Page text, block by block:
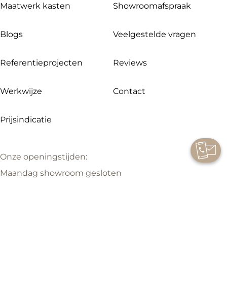
Maatwerk kasten
Blogs
Referentieprojecten
Werkwijze
Prijsindicatie
Showroomafspraak
Veelgestelde vragen
Reviews
Contact
Onze openingstijden:
Maandag showroom gesloten